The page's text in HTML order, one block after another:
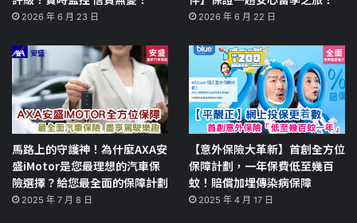
2026 年 6 月 23 日 2026 年 6 月 22 日
馬路上的守護神！為什麼AXA安
盛iMotor是您最理想的汽車保
險選擇？給您最全面的保障計劃
2025 年 7 月 8 日
【意外保險大革新】首創全方位
保障計劃，一年保費低至幾百
蚊！賠償加埋傳染病保障
2025 年 4 月 17 日